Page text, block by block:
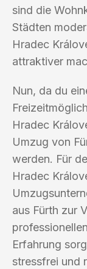
sind die
Städten
Hradec
attraktiver
Nun, da du
Hradec
Umzug von
werden. Für
Hradec
aus Fürth zur
Erfahrung
stressfrei und